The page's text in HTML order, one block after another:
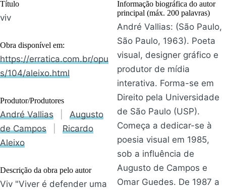
Título
viv
Obra disponível em:
https://erratica.com.br/opu
s/104/aleixo.html
Produtor/Produtores
André Vallias
Augusto
de Campos
Ricardo
Aleixo
Descrição da obra pelo autor
Viv "Viver é defender uma
Informação biográfica do autor
principal (máx. 200 palavras)
André Vallias: (São Paulo,
São Paulo, 1963). Poeta
visual, designer gráfico e
produtor de mídia
interativa. Forma-se em
Direito pela Universidade
de São Paulo (USP).
Começa a dedicar-se à
poesia visual em 1985,
sob a influência de
Augusto de Campos e
Omar Guedes. De 1987 a